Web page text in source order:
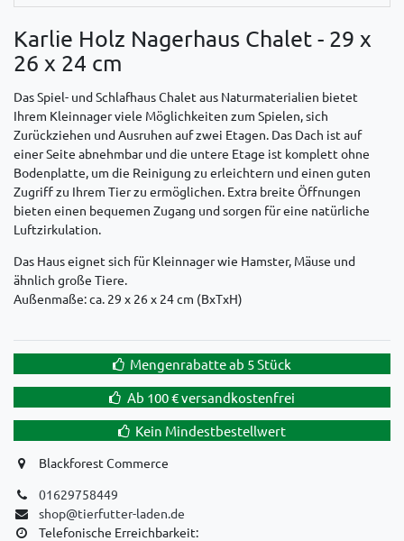
Karlie Holz Nagerhaus Chalet - 29 x
26 x 24 cm
Das Spiel- und Schlafhaus Chalet aus Naturmaterialien bietet
Ihrem Kleinnager viele Möglichkeiten zum Spielen, sich
Zurückziehen und Ausruhen auf zwei Etagen. Das Dach ist auf
einer Seite abnehmbar und die untere Etage ist komplett ohne
Bodenplatte, um die Reinigung zu erleichtern und einen guten
Zugriff zu Ihrem Tier zu ermöglichen. Extra breite Öffnungen
bieten einen bequemen Zugang und sorgen für eine natürliche
Luftzirkulation.
Das Haus eignet sich für Kleinnager wie Hamster, Mäuse und
ähnlich große Tiere.
Außenmaße: ca. 29 x 26 x 24 cm (BxTxH)
Mengenrabatte ab 5 Stück
Ab 100 € versandkostenfrei
Kein Mindestbestellwert
Blackforest Commerce
01629758449
shop@tierfutter-laden.de
Telefonische Erreichbarkeit: